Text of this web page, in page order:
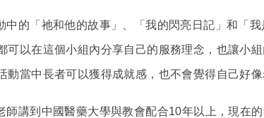
的「祂和他的故事」、「我的閃亮日記」和「我
可以在這個小組內分享自己的服務理念，也讓小
動當中長者可以獲得成就感，也不會覺得自己好像
講到中國醫藥大學與教會配合10年以上，現在的